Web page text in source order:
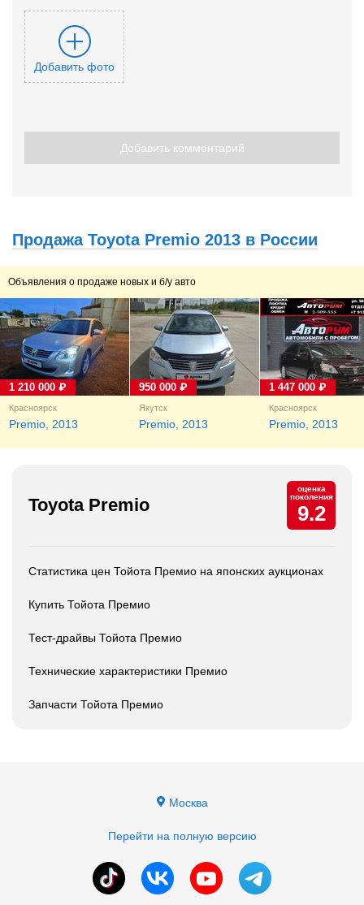
Добавить фото
Добавить комментарий
Продажа Toyota Premio 2013 в России
Объявления о продаже новых и б/у авто
Красноярск
Premio, 2013
1 210 000 ₽
Якутск
Premio, 2013
950 000 ₽
Красноярск
Premio, 2013
1 447 000 ₽
Toyota Premio
оценка
поколения
9.2
Статистика цен Тойота Премио на японских аукционах
Купить Тойота Премио
Тест-драйвы Тойота Премио
Технические характеристики Премио
Запчасти Тойота Премио
Москва
Перейти на полную версию